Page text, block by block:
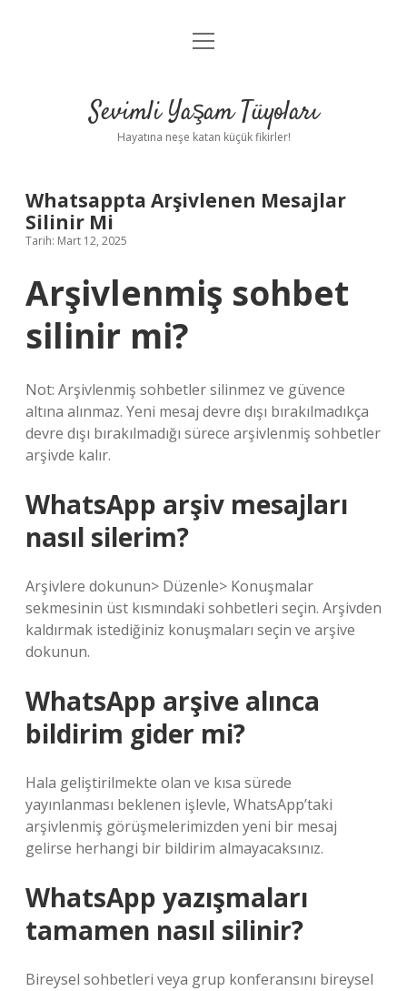
Anasayfa
Yasal Uyarı
menüyü
Sevimli Yaşam Tüyoları
Hayatına neşe katan küçük fikirler!
Whatsappta Arşivlenen Mesajlar
Silinir Mi
Tarih: Mart 12, 2025
Arşivlenmiş sohbet
silinir mi?
Not: Arşivlenmiş sohbetler silinmez ve güvence
altına alınmaz. Yeni mesaj devre dışı bırakılmadıkça
devre dışı bırakılmadığı sürece arşivlenmiş sohbetler
arşivde kalır.
WhatsApp arşiv mesajları
nasıl silerim?
Arşivlere dokunun> Düzenle> Konuşmalar
sekmesinin üst kısmındaki sohbetleri seçin. Arşivden
kaldırmak istediğiniz konuşmaları seçin ve arşive
dokunun.
WhatsApp arşive alınca
bildirim gider mi?
Hala geliştirilmekte olan ve kısa sürede
yayınlanması beklenen işlevle, WhatsApp’taki
arşivlenmiş görüşmelerimizden yeni bir mesaj
gelirse herhangi bir bildirim almayacaksınız.
WhatsApp yazışmaları
tamamen nasıl silinir?
Bireysel sohbetleri veya grup konferansını bireysel